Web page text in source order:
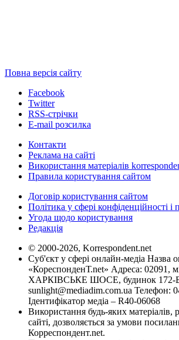
Повна версія сайту
Facebook
Twitter
RSS-стрічки
E-mail розсилка
Контакти
Реклама на сайті
Використання матеріалів
Правила користування сайтом
Договір користування сайтом
Політика у сфері конфіденційності
Угода щодо користування
Редакція
© 2000-2026, Korrespondent.net
Суб'єкт у сфері онлайн-медіа Назва
«КореспонденТ.net» Адреса: 02091,
ХАРКІВСЬКЕ ШОСЕ, будинок 172-Б,
sunlight@mediadim.com.ua Телефон:
Ідентифікатор медіа – R40-06068
Використання будь-яких матеріалів,
сайті, дозволяється за умови
Корреспондент.net.